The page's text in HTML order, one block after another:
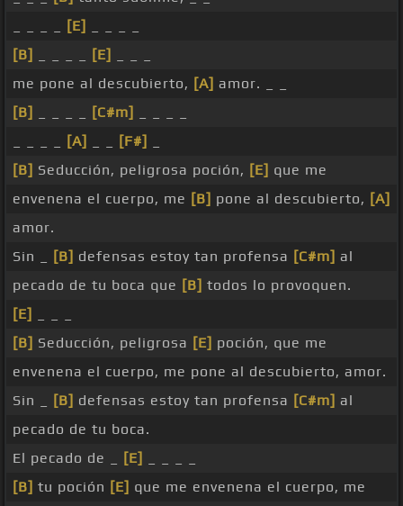
[E]
[B]
[E]
me pone al descubierto, [A] amor. _ _
[B]
[C#m]
[A] [F#]
[B] Seducción, peligrosa poción, [E] que me
envenena el cuerpo, me [B] pone al descubierto, [A]
amor.
Sin _
[B] defensas estoy tan profensa [C#m] al
pecado de tu boca que [B] todos lo provoquen.
[E]
[B] Seducción, peligrosa [E] poción, que me
envenena el cuerpo, me pone al descubierto, amor.
Sin _
[B] defensas estoy tan profensa [C#m] al
pecado de tu boca.
El pecado de _
[E]
[B] tu poción [E] que me envenena el cuerpo, me